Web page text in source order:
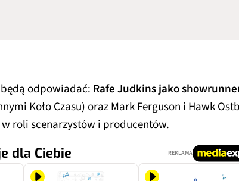
odpowiadać: Rafe Judkins jako
Koło Czasu) oraz Mark Ferguson i Hawk
w roli scenarzystów i producentów.
dla Ciebie REKLAMA